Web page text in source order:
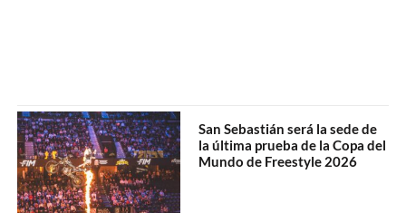
San Sebastián será la sede de
la última prueba de la Copa del
Mundo de Freestyle 2026